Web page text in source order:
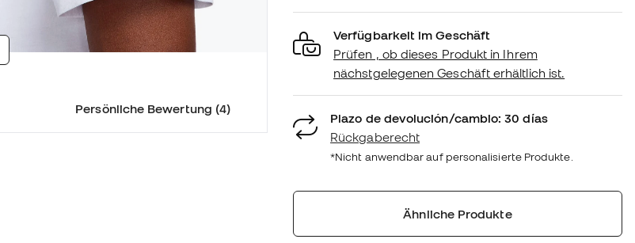
Persönliche Bewertung (4)
Verfügbarkeit im Geschäft
Prüfen , ob dieses Produkt in Ihrem
nächstgelegenen Geschäft erhältlich ist.
Plazo de devolución/cambio: 30 días
Rückgaberecht
*Nicht anwendbar auf personalisierte Produkte.
Ähnliche Produkte